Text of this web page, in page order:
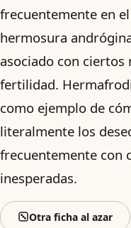
frecuentemente en
hermosura
asociado con
fertilidad.
como ejemplo de
literalmente los
frecuentemente con
inesperadas.
Otra ficha al azar